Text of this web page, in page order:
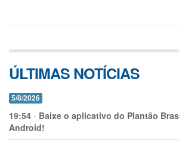
ÚLTIMAS NOTÍCIAS
5/8/2026
19:54 - Baixe o aplicativo do Plantão
Android!